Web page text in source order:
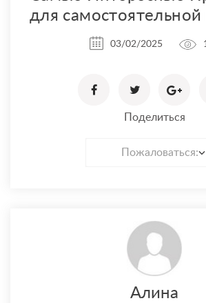
для самостоятельной
03/02/2025
Поделиться
Пожаловаться:
Алина